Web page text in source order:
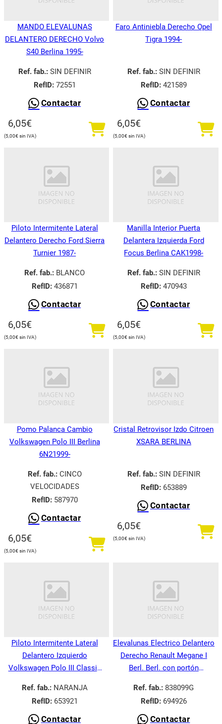
MANDO ELEVALUNAS
DELANTERO DERECHO Volvo
S40 Berlina 1995-
Ref. fab.:SIN DEFINIR
RefID:72551
Contactar
6,05€
5,00€
Faro Antiniebla Derecho Opel
Tigra 1994-
Ref. fab.:SIN DEFINIR
RefID:421589
Contactar
6,05€
5,00€
Piloto Intermitente Lateral
Delantero Derecho Ford Sierra
Turnier 1987-
Ref. fab.: BLANCO
RefID:436871
Contactar
6,05€
5,00€
Manilla Interior Puerta
Delantera Izquierda Ford
Focus Berlina CAK1998-
Ref. fab.:SIN DEFINIR
RefID:470943
Contactar
6,05€
5,00€
Pomo Palanca Cambio
Volkswagen Polo III Berlina
6N21999-
Ref. fab.:CINCO
VELOCIDADES
RefID:587970
Contactar
6,05€
5,00€
Cristal Retrovisor Izdo Citroen
XSARA BERLINA
Ref. fab.:SIN DEFINIR
RefID:653889
Contactar
6,05€
5,00€
Piloto Intermitente Lateral
Delantero Izquierdo
Volkswagen Polo III Classic
Ref. fab.:NARANJA
RefID:653921
Contactar
Elevalunas Electrico Delantero
Derecho Renault Megane I
Berl. Berl. con portón
Ref. fab.: 838099G
RefID:694926
Contactar